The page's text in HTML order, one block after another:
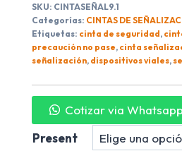
SKU: CINTASEÑAL9.1
Categorías: CINTAS DE
Etiquetas: cinta de seguridad,
precaución no pase, cinta
señalización, dispositivos viales,
Cotizar via Whatsapp
Present